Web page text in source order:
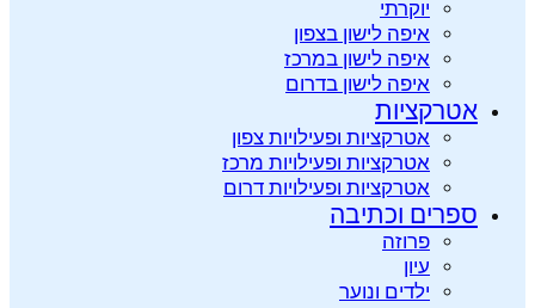
יוקרתי
איפה לישון בצפון
איפה לישון במרכז
איפה לישון בדרום
אטרקציות
אטרקציות ופעילויות צפון
אטרקציות ופעילויות מרכז
אטרקציות ופעילויות דרום
ספרים וכתיבה
פרוזה
עיון
ילדים ונוער